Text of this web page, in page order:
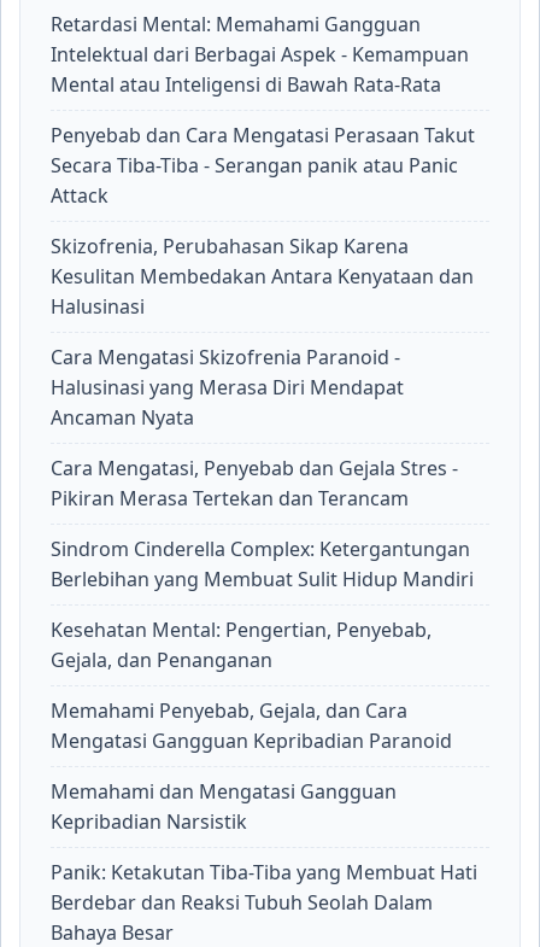
Retardasi Mental: Memahami Gangguan
Intelektual dari Berbagai Aspek - Kemampuan
Mental atau Inteligensi di Bawah Rata-Rata
Penyebab dan Cara Mengatasi Perasaan Takut
Secara Tiba-Tiba - Serangan panik atau Panic
Attack
Skizofrenia, Perubahasan Sikap Karena
Kesulitan Membedakan Antara Kenyataan dan
Halusinasi
Cara Mengatasi Skizofrenia Paranoid -
Halusinasi yang Merasa Diri Mendapat
Ancaman Nyata
Cara Mengatasi, Penyebab dan Gejala Stres -
Pikiran Merasa Tertekan dan Terancam
Sindrom Cinderella Complex: Ketergantungan
Berlebihan yang Membuat Sulit Hidup Mandiri
Kesehatan Mental: Pengertian, Penyebab,
Gejala, dan Penanganan
Memahami Penyebab, Gejala, dan Cara
Mengatasi Gangguan Kepribadian Paranoid
Memahami dan Mengatasi Gangguan
Kepribadian Narsistik
Panik: Ketakutan Tiba-Tiba yang Membuat Hati
Berdebar dan Reaksi Tubuh Seolah Dalam
Bahaya Besar